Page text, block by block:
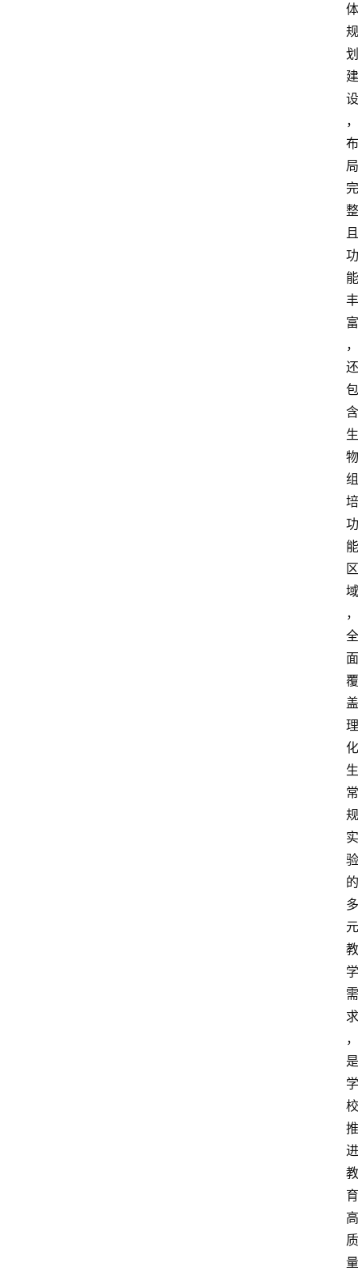
体
规
划
建
设
，
布
局
完
整
且
功
能
丰
富
，
还
包
含
生
物
组
培
功
能
区
域
，
全
面
覆
盖
理
化
生
常
规
实
验
的
多
元
教
学
需
求
，
是
学
校
推
进
教
育
高
质
量